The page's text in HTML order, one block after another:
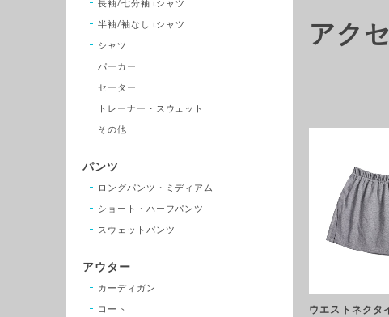
アク
ウエストネクタ
長袖/七分袖 tシャツ
半袖/袖なし tシャツ
シャツ
パーカー
セーター
トレーナー・スウェット
その他
パンツ
ロングパンツ・ミディアム
ショート・ハーフパンツ
スウェットパンツ
アウター
カーディガン
コート